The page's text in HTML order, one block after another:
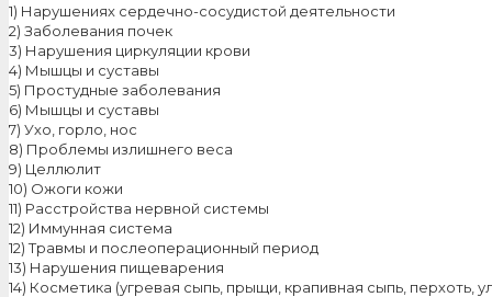
1) Нарушениях сердечно-сосудистой деятельности
2) Заболевания почек
3) Нарушения циркуляции крови
4) Мышцы и суставы
5) Простудные заболевания
6) Мышцы и суставы
7) Ухо, горло, нос
8) Проблемы излишнего веса
9) Целлюлит
10) Ожоги кожи
11) Расстройства нервной системы
12) Иммунная система
12) Травмы и послеоперационный период
13) Нарушения пищеварения
14) Косметика (угревая сыпь, прыщи, крапивная сыпь,